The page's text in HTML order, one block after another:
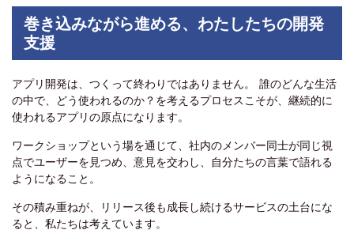
巻き込みながら進める、わたしたちの開発
支援
アプリ開発は、つくって終わりではありません。 誰のどんな生活
の中で、どう使われるのか？を考えるプロセスこそが、継続的に
使われるアプリの原点になります。
ワークショップという場を通じて、社内のメンバー同士が同じ視
点でユーザーを見つめ、意見を交わし、自分たちの言葉で語れる
ようになること。
その積み重ねが、リリース後も成長し続けるサービスの土台にな
ると、私たちは考えています。